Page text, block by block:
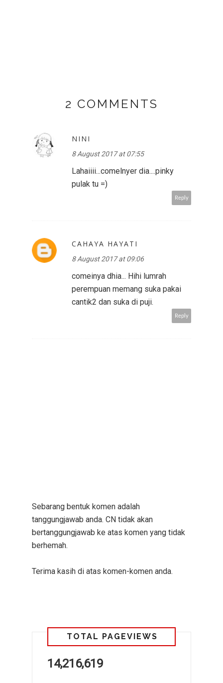
2 COMMENTS
NINI
8 August 2017 at 07:55
Lahaiiii...comelnyer dia....pinky
pulak tu =)
Reply
CAHAYA HAYATI
8 August 2017 at 09:06
comeinya dhia... Hihi lumrah
perempuan memang suka pakai
cantik2 dan suka di puji.
Reply
Sebarang bentuk komen adalah
tanggungjawab anda. CN tidak akan
bertanggungjawab ke atas komen yang tidak
berhemah.
Terima kasih di atas komen-komen anda.
TOTAL PAGEVIEWS
14,216,619